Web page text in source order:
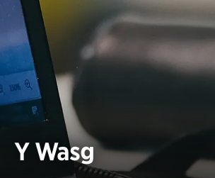
Y Wasg